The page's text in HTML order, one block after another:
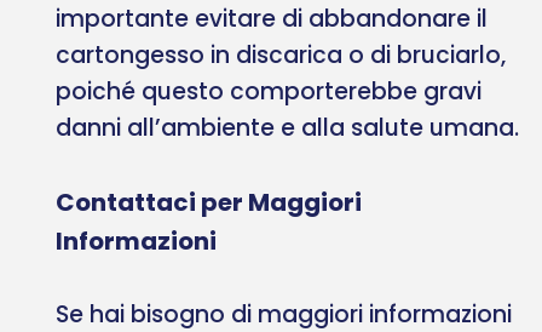
importante evitare di abbandonare il
cartongesso in discarica o di bruciarlo,
poiché questo comporterebbe gravi
danni all’ambiente e alla salute umana.
Contattaci per Maggiori
Informazioni
Se hai bisogno di maggiori informazioni